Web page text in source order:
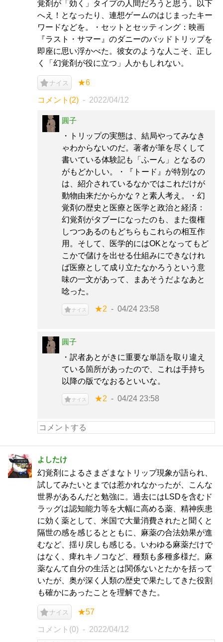
覚剤が「効く」タイプの人間だろうと思う。以下
へえ！となったり、連想ゲームのはじまったキー
ワードなどを。・セットとセッティング：映画
『ラスト・サマー』のダニーのバッドトリップを
即座に思い浮かべた。彼女のような人こそ、正し
く「幻覚剤が役に立つ」人かもしれない。
ナイス ★6
コメント(2) 2022/04/12
圓子
・トリップの実態は、結局やってみなき
ゃわからないのだ。著者が筆を尽くして
書いている体験記も「ふーん」となるの
がもどかしい。・『トード』が特別なの
は、紹介されているなかではこれだけが
動物由来だからかな？と素人考え。・幻
覚剤の歴史と医療と医学と政治と経済：
幻覚剤がタブーになったのも、また復権
しつつあるのもどちらもこれらの相互作
用。そして、医学的にはOKとなってもど
こかで儲けを出せる仕組みにできなけれ
ば医療として成り立たなかろうという意
味の一文があって、まあそうだよなあと
唸った。
ナイス ★2 04/24 23:58
圓子
・訳者あとがきに重要な単語を取り違え
ている箇所があったので、これは手持ち
以降の版でなおるといいな。
ナイス ★2 04/24 23:58
よしたけ
幻覚剤によるさまざまなトリップ現象が語られ、
試してみたいとまでは惹かれなかったが、こんな
世界があるんだと勉強に。過去にはLSDを含むド
ラッグは認知能力等を大幅に高める薬、精神疾患
に効く薬として、米国で大量消費されたと聞くと
隔世の感を感じるとともに、麻薬の合法効果が進
むなど、揺り戻しも感じる。いわゆる麻薬だけで
はなく、痺れキノコなど、種類も多種多様だ。麻
薬なんて自分の生活とは関係ないとたかを括って
いたが、奥が深く人類の歴史で果たしてきた役割
も確かにあったことを理解できた。
ナイス ★57
コメント(0) 2022/04/12